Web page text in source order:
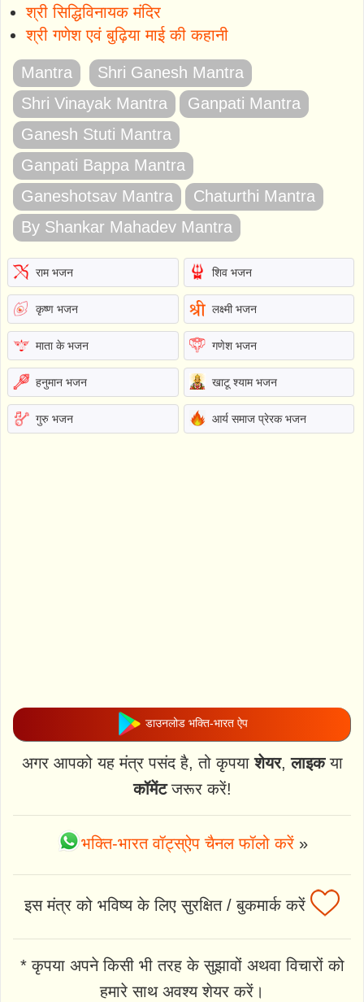
श्री सिद्धिविनायक मंदिर
श्री गणेश एवं बुढ़िया माई की कहानी
Mantra
Shri Ganesh Mantra
Shri Vinayak Mantra
Ganpati Mantra
Ganesh Stuti Mantra
Ganpati Bappa Mantra
Ganeshotsav Mantra
Chaturthi Mantra
By Shankar Mahadev Mantra
राम भजन शिव भजन
कृष्ण भजन लक्ष्मी भजन
माता के भजन गणेश भजन
हनुमान भजन खाटू श्याम भजन
गुरु भजन आर्य समाज प्रेरक भजन
डाउनलोड भक्ति-भारत ऐप
अगर आपको यह मंत्र पसंद है, तो कृपयाशेयर,लाइकया
कॉमेंटजरूर करें!
भक्ति-भारत वॉट्स्ऐप चैनल फॉलो करें»
इस मंत्र को भविष्य के लिए सुरक्षित / बुकमार्क करें
* कृपया अपने किसी भी तरह के सुझावों अथवा विचारों को
हमारे साथ अवश्य शेयर करें।